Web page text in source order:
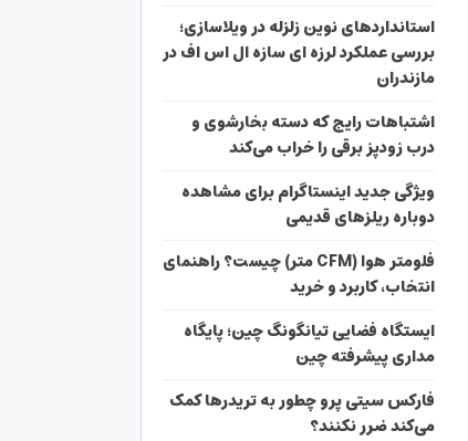
استانداردهای نوین زلزله در ویلاسازی؛
بررسی عملکرد لرزه ای سازه ال اس اف در
مازندران
اشتباهات رایج که دسته بخارشوی و
درب زودپز برقی را خراب می‌کند
ویژگی جدید اینستاگرام برای مشاهده
دوباره ریلزهای قدیمی
فلومتر هوا (CFM متر) چیست؟ راهنمای
انتخاب، کاربرد و خرید
ایستگاه فضایی تیانگونگ چین؛ پایگاه
مداری پیشرفته چین
فارکس سیتی پرو چطور به تریدرها کمک
می‌کند ضرر نکنند؟